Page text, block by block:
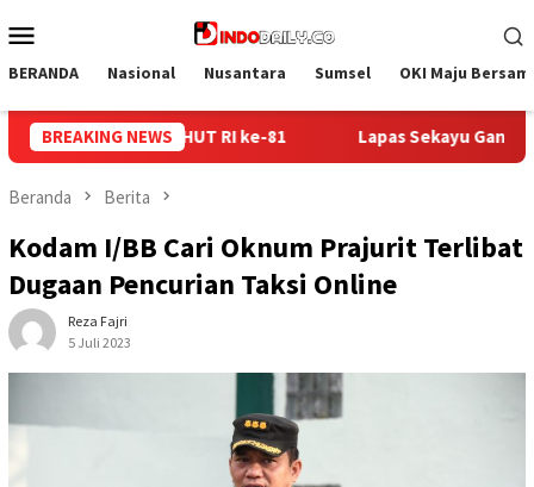
ke
Mobile
BERANDA Nasional Nusantara Sumsel OKI Maju
BREAKING NEWS
Lapas Sekayu Gandeng Kwarcab Muba Berikan Materi
Beranda Berita
Kodam I/BB Cari Oknum Prajurit Terlibat
Dugaan Pencurian Taksi Online
Reza Fajri
5 Juli 2023